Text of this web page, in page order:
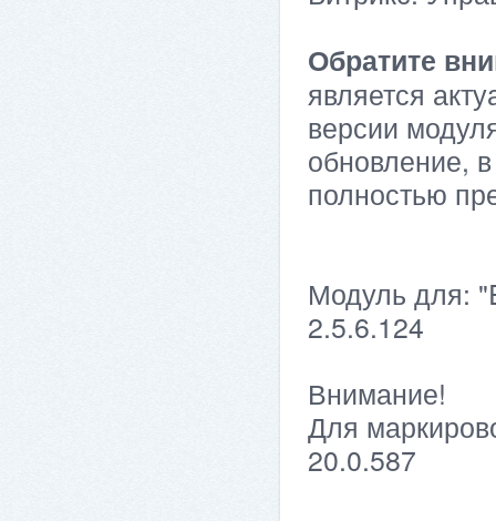
Обратите
является
версии
обновление,
полностью
Модуль для:
2.5.6.124
Внимание!
Для
20.0.587